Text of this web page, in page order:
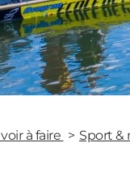
à faire Sport &